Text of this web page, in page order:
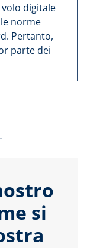
digitale
norme
Pertanto,
parte dei
si